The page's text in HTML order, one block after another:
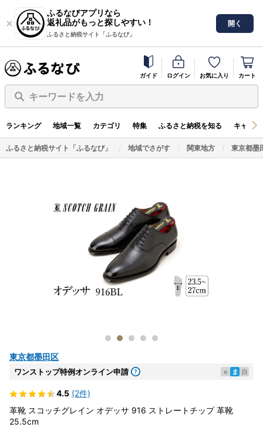
ふるなびアプリなら
返礼品がもっと探しやすい！
ふるさと納税サイト「ふるなび」
開く
ガイド ログイン お気に入り カート
キーワードを入力
ランキング 地域一覧 カテゴリ 特集 ふるさと納税を知る キャン
ふるさと納税サイト「ふるなび」 地域でさがす 関東地方 東京都墨
東京都墨田区
ワンストップ特例オンライン申請 e ま 自
4.5 (2件)
革靴 スコッチグレイン オデッサ 916 ストレートチップ 革靴
25.5cm